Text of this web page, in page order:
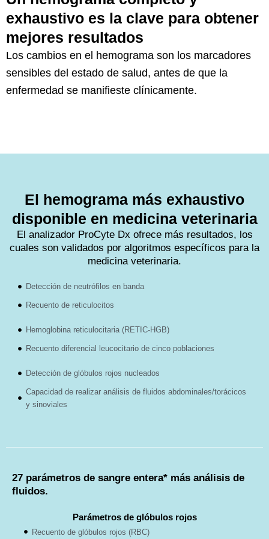
exhaustivo es la clave para obtener
mejores resultados
Los cambios en el hemograma son los marcadores
sensibles del estado de salud, antes de que la
enfermedad se manifieste clínicamente.
El hemograma más exhaustivo
disponible en medicina veterinaria
El analizador ProCyte Dx ofrece más resultados, los
cuales son validados por algoritmos específicos para la
medicina veterinaria.
Detección de neutrófilos en banda
Recuento de reticulocitos
Hemoglobina reticulocitaria (RETIC-HGB)
Recuento diferencial leucocitario de cinco poblaciones
Detección de glóbulos rojos nucleados
Capacidad de realizar análisis de fluidos abdominales/torácicos
y sinoviales
27 parámetros de sangre entera* más análisis de
fluidos.
Parámetros de glóbulos rojos
Recuento de glóbulos rojos (RBC)